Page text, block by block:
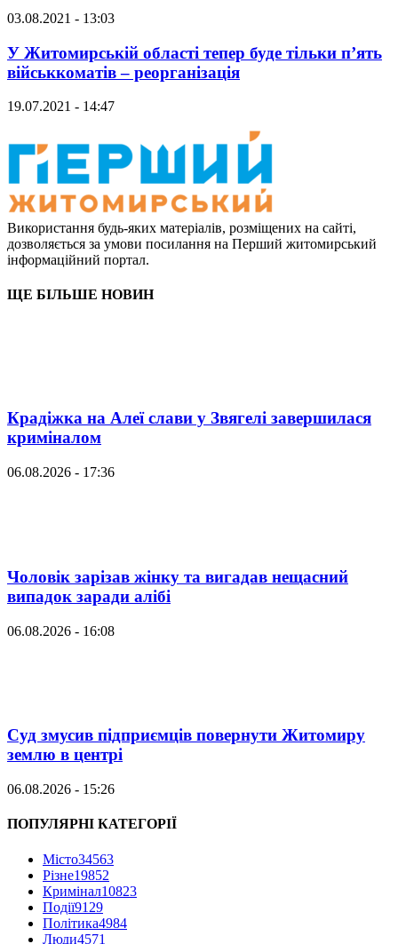
03.08.2021 - 13:03
У Житомирській області тепер буде тільки п’ять
військкоматів – реорганізація
19.07.2021 - 14:47
Використання будь-яких матеріалів, розміщених на сайті,
дозволяється за умови посилання на Перший житомирський
інформаційний портал.
ЩЕ БІЛЬШЕ НОВИН
Крадіжка на Алеї слави у Звягелі завершилася
криміналом
06.08.2026 - 17:36
Чоловік зарізав жінку та вигадав нещасний
випадок заради алібі
06.08.2026 - 16:08
Суд змусив підприємців повернути Житомиру
землю в центрі
06.08.2026 - 15:26
ПОПУЛЯРНІ КАТЕГОРІЇ
Місто34563
Різне19852
Кримінал10823
Події9129
Політика4984
Люди4571